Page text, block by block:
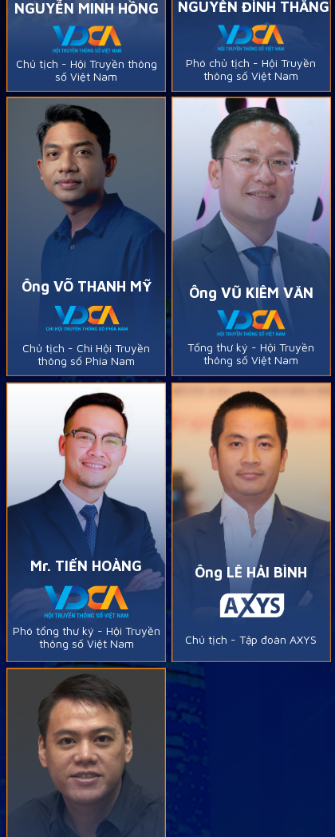
Ông VÕ THANH MỸ
Chủ tịch - Chi Hội Truyền
thông số Phía Nam
Mr. TIẾN HOÀNG
Phó tổng thư ký - Hội Truyền
thông số Việt Nam
Ông VŨ KIÊM VĂN
Tổng thư ký - Hội Truyền
thông số Việt Nam
NGUYỄN MINH HỒNG
Chủ tịch - Hội Truyền thông
số Việt Nam
NGUYỄN ĐÌNH THẮNG
Phó chủ tịch - Hội Truyền
thông số Việt Nam
Ông LÊ HẢI BÌNH
Chủ tịch - Tập đoàn AXYS